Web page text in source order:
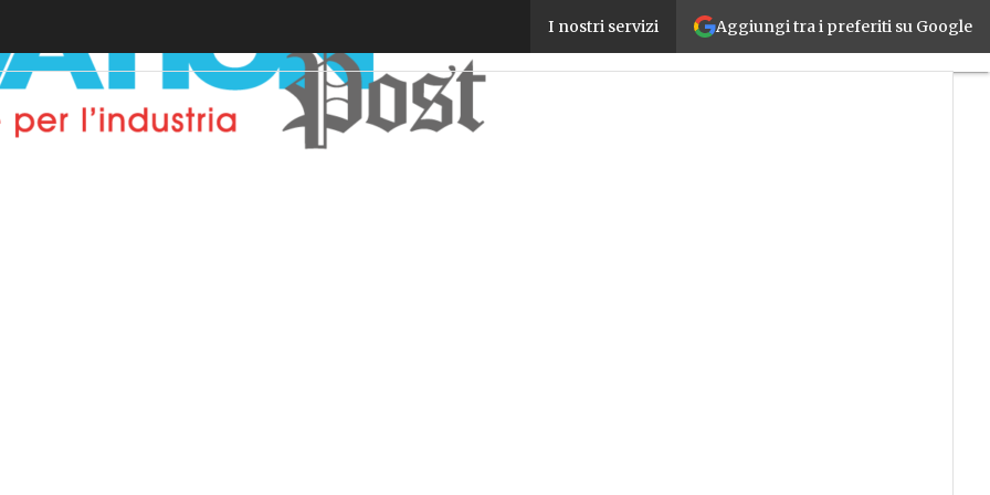
Aggiungi tra i preferiti su Google
I nostri servizi
Moto, scooter e ciclomotori, il mercato delle due